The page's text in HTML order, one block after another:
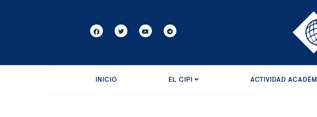
INICIO EL CIPI ACTIVIDAD